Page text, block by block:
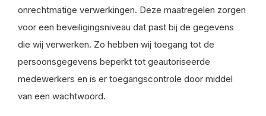
onrechtmatige verwerkingen. Deze maatregelen zorgen
voor een beveiligingsniveau dat past bij de gegevens
die wij verwerken. Zo hebben wij toegang tot de
persoonsgegevens beperkt tot geautoriseerde
medewerkers en is er toegangscontrole door middel
van een wachtwoord.